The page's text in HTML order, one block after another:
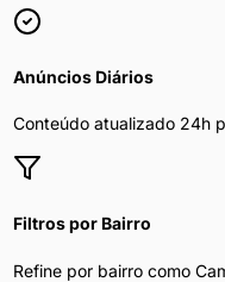
Anúncios Diários
Conteúdo atualizado 24h
Filtros por Bairro
Refine por bairro como